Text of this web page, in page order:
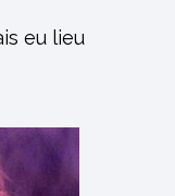
eu lieu